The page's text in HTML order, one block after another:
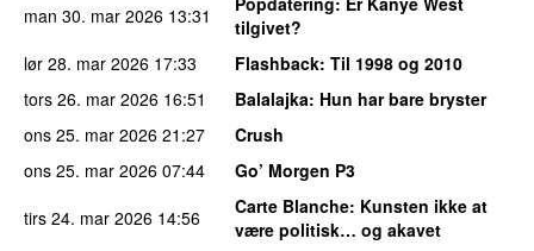
man 30. mar 2026 13:31
tilgivet?
lør 28. mar 2026 17:33 Flashback: Til 1998 og 2010
tors 26. mar 2026 16:51 Balalajka: Hun har bare bryster
ons 25. mar 2026 21:27
Crush
ons 25. mar 2026 07:44
Go’ Morgen P3
tirs 24. mar 2026 14:56 Carte Blanche: Kunsten ikke at
være politisk… og akavet